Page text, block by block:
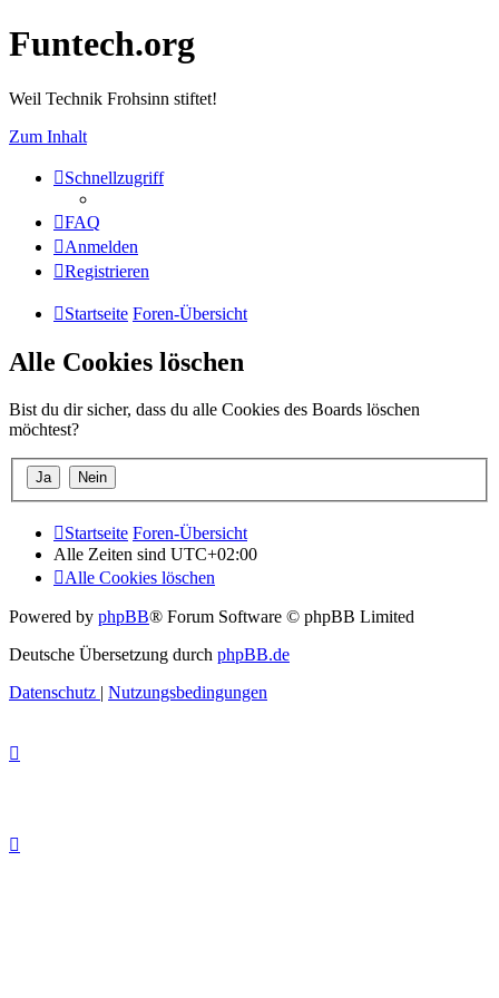
Funtech.org
Weil Technik Frohsinn stiftet!
Zum Inhalt
Schnellzugriff
FAQ
Anmelden
Registrieren
Startseite Foren-Übersicht
Alle Cookies löschen
Bist du dir sicher, dass du alle Cookies des Boards löschen
möchtest?
Startseite Foren-Übersicht
Alle Zeiten sind UTC+02:00
Alle Cookies löschen
Powered by phpBB® Forum Software © phpBB Limited
Deutsche Übersetzung durch phpBB.de
Datenschutz | Nutzungsbedingungen